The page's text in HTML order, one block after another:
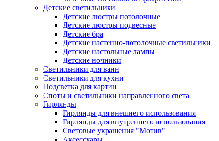
Детские светильники
Детские люстры потолочные
Детские люстры подвесные
Детские бра
Детские настенно-потолочные светильники
Детские настольные лампы
Детские ночники
Светильники для ванн
Светильники для кухни
Подсветка для картин
Споты и светильники направленного света
Гирлянды
Гирлянды для внешнего использования
Гирлянды для внутреннего использования
Световые украшения "Мотив"
Аксессуары